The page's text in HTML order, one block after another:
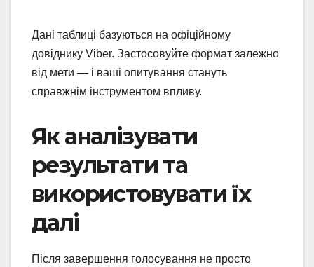
Дані таблиці базуються на офіційному
довіднику Viber. Застосовуйте формат залежно
від мети — і ваші опитування стануть
справжнім інструментом впливу.
Як аналізувати
результати та
використовувати їх
далі
Після завершення голосування не просто